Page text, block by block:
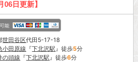
06日更新】
能
世田谷区代田5-17-18
小田原線 『下北沢駅』徒歩5分
の頭線 『下北沢駅』徒歩6分